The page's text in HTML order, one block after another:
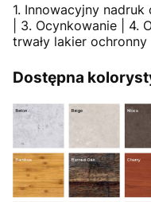
1. Innowacyjny
| 3. Ocynkowanie | 4.
trwały lakier ochronny
Dostępna